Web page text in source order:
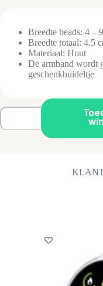
Breedte beads: 4 –
Breedte totaal: 4.5
Materiaal: Hout
De armband wordt
geschenkbuideltje
Houten
-